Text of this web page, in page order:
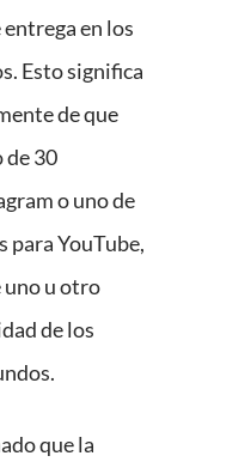
en los
Esto significa
de que
de 30
o uno de
para YouTube,
uno u otro
de los
que la